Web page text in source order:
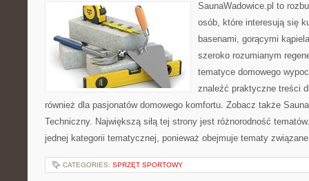
SaunaWadowice.pl to
osób, które interesują się
basenami, gorącymi
szeroko rozumianym
tematyce domowego
znaleźć praktyczne treści
również dla pasjonatów domowego komfortu. Zobacz także
Techniczny. Największą siłą tej strony jest różnorodność
jednej kategorii tematycznej, ponieważ obejmuje tematy
CATEGORIES: SPRZĘT SPORTOWY